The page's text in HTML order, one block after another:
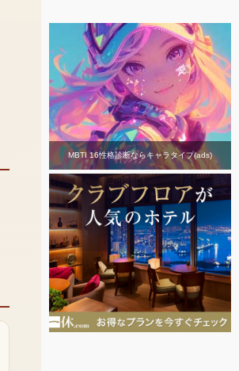
MBTI 16性格診断ならキャラタイプ(ads)